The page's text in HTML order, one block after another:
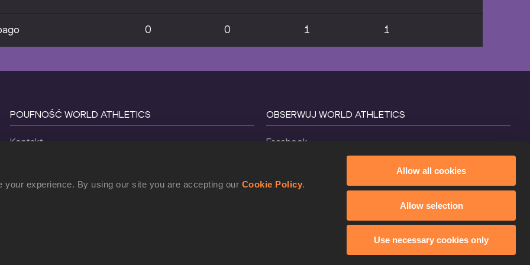
your experience. By using our site you are accepting our Cookie Policy.
Allow all cookies
Allow selection
Use necessary cookies only
0 0 1 1
POUFNOŚĆ WORLD ATHLETICS
Kontakt
Polityka plików cookie
OBSERWUJ WORLD ATHLETICS
Facebook
X